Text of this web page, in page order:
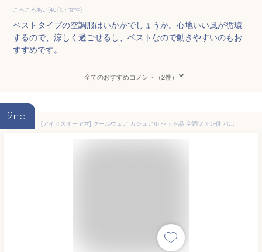
ころころあい(40代・女性)
ベストタイプの空調服はいかがでしょうか。心地いい風が循環
するので、涼しく過ごせるし、ベストなので動きやすいのもお
すすめです。
全てのおすすめコメント（2件）
2nd
[アイリスオーヤマ] クールウェア カジュアル セット品 空調ファン付 バッテリー付 熱中症対策 半袖 ブルー M